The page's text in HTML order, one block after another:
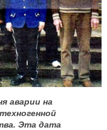
аварии на
Эта дата